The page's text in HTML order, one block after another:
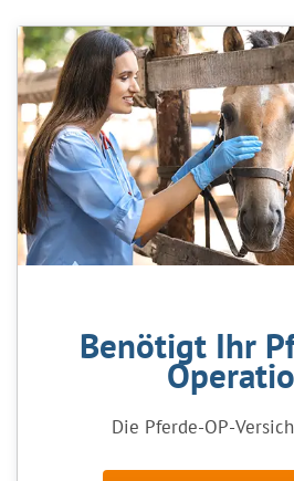
Benötigt Ihr
Die Pferde-OP-